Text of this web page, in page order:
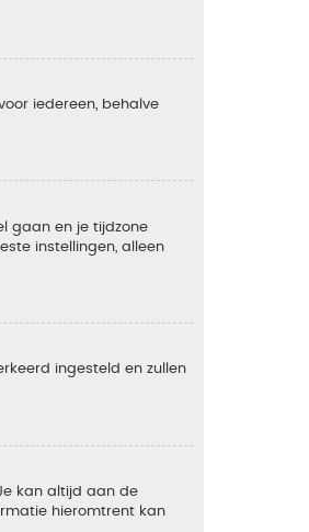
iedereen, behalve
gaan en je tijdzone
instellingen, alleen
ingesteld en zullen
kan altijd aan de
hieromtrent kan